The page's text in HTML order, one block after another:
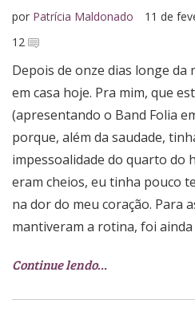
por Patrícia Maldonado 11 de
12
Depois de onze dias longe da
em casa hoje. Pra mim, que
(apresentando o Band Folia
porque, além da saudade,
impessoalidade do quarto do
eram cheios, eu tinha pouco
na dor do meu coração. Para
mantiveram a rotina, foi
Continue lendo…